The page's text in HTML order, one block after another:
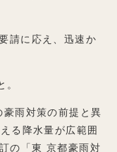
請に応え、迅速か
。
雨対策の前提と異
る降水量が広範囲
の「東 京都豪雨対